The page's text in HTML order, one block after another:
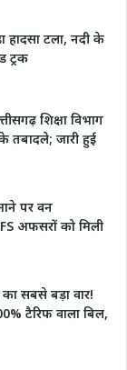
हादसा टला, नदी के
ट्रक
शिक्षा विभाग
तबादले; जारी हुई
पर वन
अफसरों को मिली
सबसे बड़ा वार!
टैरिफ वाला बिल,